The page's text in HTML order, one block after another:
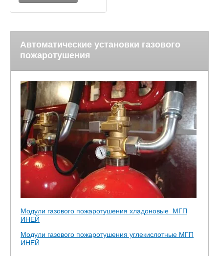
Автоматические установки газового
пожаротушения
Модули газового пожаротушения хладоновые МГП
ИНЕЙ
Модули газового пожаротушения углекислотные МГП
ИНЕЙ